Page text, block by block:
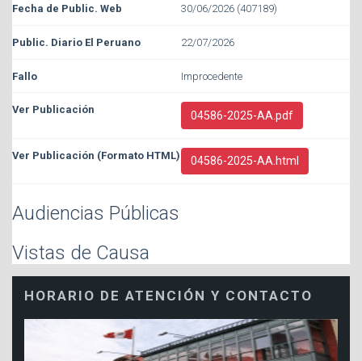
30/06/2026 (407189)
22/07/2026
Improcedente
04586-2025-AA.pdf
04586-2025-AA.html
Audiencias Públicas
Vistas de Causa
HORARIO DE ATENCIÓN Y CONTACTO